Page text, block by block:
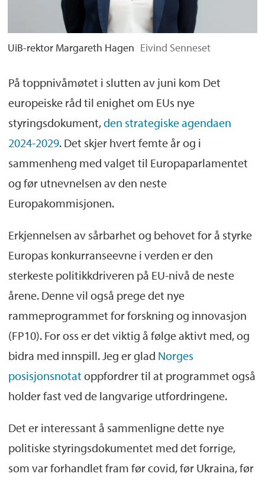
UiB-rektor Margareth Hagen Eivind Senneset
På toppnivåmøtet i slutten av juni kom Det
europeiske råd til enighet om EUs nye
styringsdokument,den strategiske agendaen
2024-2029. Det skjer hvert femte år og i
sammenheng med valget til Europaparlamentet
og før utnevnelsen av den neste
Europakommisjonen.
Erkjennelsen av sårbarhet og behovet for å styrke
Europas konkurranseevne i verden er den
sterkeste politikkdriveren på EU-nivå de neste
årene. Denne vil også prege det nye
rammeprogrammet for forskning og innovasjon
(FP10). For oss er det viktig å følge aktivt med, og
bidra med innspill. Jeg er glad Norges
posisjonsnotatoppfordrer til at programmet også
holder fast ved de langvarige utfordringene.
Det er interessant å sammenligne dette nye
politiske styringsdokumentet med det forrige,
som var forhandlet fram før covid, før Ukraina, før